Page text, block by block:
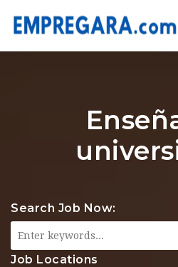
Search Job Now:
Job Locations